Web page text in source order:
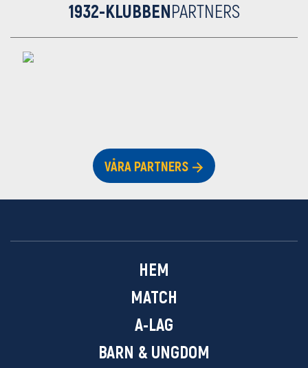
1932-KLUBBENPARTNERS
VÅRA PARTNERS
HEM
MATCH
A-LAG
BARN & UNGDOM